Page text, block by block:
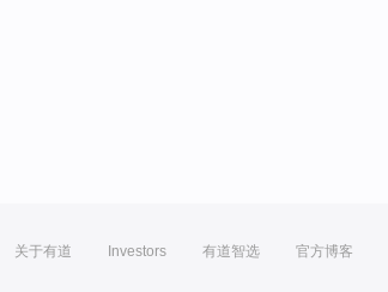
关于有道 Investors 有道智选 官方博客